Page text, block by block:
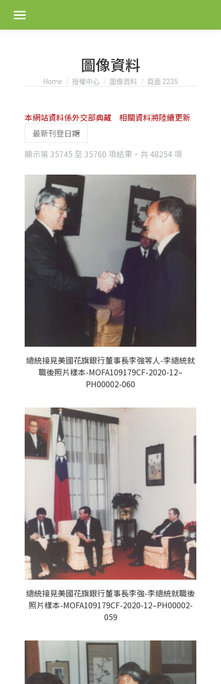
圖像資料
You are here:
Home 授權中心 圖像資料 頁面 2235
顯示第 35745 至 35760 項結果，共 48254 項
latest
本網站資料係外交部典藏 相關資料將陸續更新
總統接見美國花旗銀行董事長李強等人-李總統就
職後照片樣本-MOFA109179CF-2020-12–
PH00002-060
總統接見美國花旗銀行董事長李強-李總統就職後
照片樣本-MOFA109179CF-2020-12–PH00002-
059